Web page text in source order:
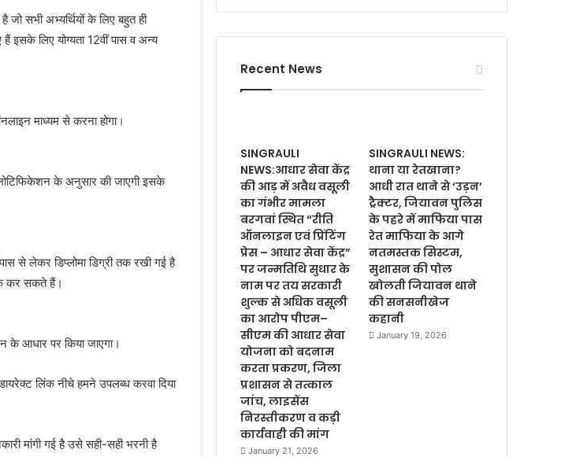
जो सभी अभ्यर्थियों के लिए बहुत ही
इसके लिए योग्यता 12वीं पास व अन्य
माध्यम से करना होगा।
के अनुसार की जाएगी इसके
से लेकर डिप्लोमा डिग्री तक रखी गई है
कर सकते हैं।
के आधार पर किया जाएगा।
लिंक नीचे हमने उपलब्ध करवा दिया
मांगी गई है उसे सही-सही भरनी है
Recent News
SINGRAULI
NEWS:आधार सेवा केंद्र
की आड़ में अवैध वसूली
का गंभीर मामला
बरगवां स्थित “रीति
ऑनलाइन एवं प्रिंटिंग
प्रेस – आधार सेवा केंद्र”
पर जन्मतिथि सुधार के
नाम पर तय सरकारी
शुल्क से अधिक वसूली
का आरोप पीएम–
सीएम की आधार सेवा
योजना को बदनाम
करता प्रकरण, जिला
प्रशासन से तत्काल
जांच, लाइसेंस
निरस्तीकरण व कड़ी
कार्यवाही की मांग
January 21, 2026
SINGRAULI NEWS:
थाना या रेतखाना?
आधी रात थाने से ‘उड़न’
ट्रैक्टर, जियावन पुलिस
के पहरे में माफिया पास
रेत माफिया के आगे
नतमस्तक सिस्टम,
सुशासन की पोल
खोलती जियावन थाने
की सनसनीखेज
कहानी
January 19, 2026